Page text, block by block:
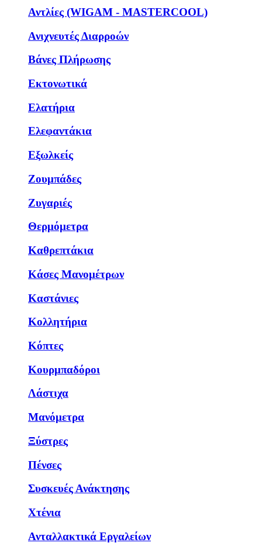
Αντλίες (WIGAM - MASTERCOOL)
Ανιχνευτές Διαρροών
Βάνες Πλήρωσης
Εκτονωτικά
Ελατήρια
Ελεφαντάκια
Εξωλκείς
Ζουμπάδες
Ζυγαριές
Θερμόμετρα
Καθρεπτάκια
Κάσες Μανομέτρων
Καστάνιες
Κολλητήρια
Κόπτες
Κουρμπαδόροι
Λάστιχα
Μανόμετρα
Ξύστρες
Πένσες
Συσκευές Ανάκτησης
Χτένια
Ανταλλακτικά Εργαλείων